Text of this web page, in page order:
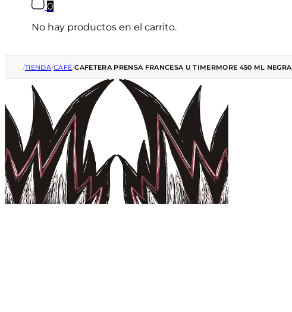
0
No hay productos en el carrito.
/TIENDA/CAFÉ/CAFETERA PRENSA FRANCESA U TIMERMORE 450 ML NEGRA